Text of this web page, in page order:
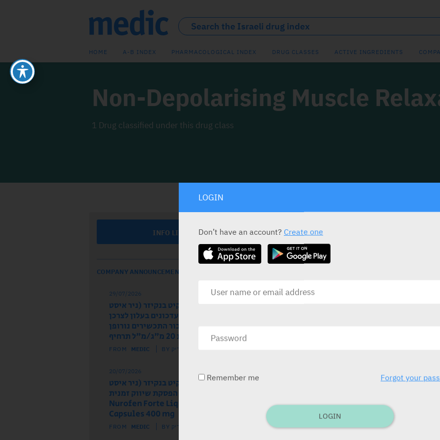
HOME A-B INDEX PHARMACOLOGICAL INDEX DRUG CLASSES ACTIVE INGREDIENTS
Non-Depolarising Muscle
1 Drug classified under this drug class
INFO LINE
COMPANY ANNOUNCEMENTS
29/07/2026
בעל הרישום רקיט בנקיזר (ניר איסט
בע"מ) מודיע על עדכונים בעלון לצרכן
ובעלון לרופא עבור התכשירים נורופן
לילדים תפוז ותות 20 מ"ג/מ"ל תרחיף
FROM MEDIC BY מדיק
20/07/2026
בעל הרישום רקיט בנקיזר (ניר איסט
בע"מ) מודיע על הפסקת שיווק זמנית
של התכשיר Nurofen Forte Liquid
Capsules 400 mg
FROM MEDIC BY מדיק
Esmeron
LOGIN
Don’t have an account? Create one
Remember me Forgot your
LOGIN